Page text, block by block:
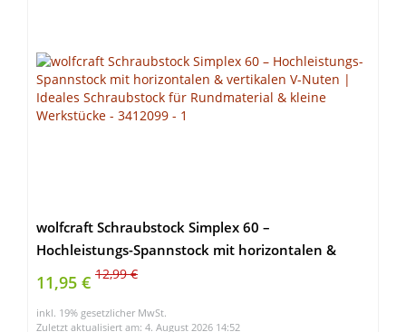
wolfcraft Schraubstock Simplex 60 –
Hochleistungs-Spannstock mit horizontalen &
vertikalen V-Nuten | Ideales Schraubstock für
Rundmaterial & kleine Werkstücke – 3412099
11,95 € 12,99 €
inkl. 19% gesetzlicher MwSt.
Zuletzt aktualisiert am: 4. August 2026 14:52